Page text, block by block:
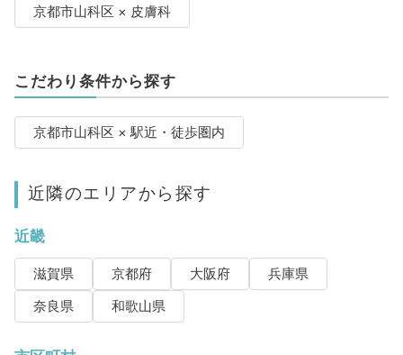
京都市山科区 × 皮膚科
こだわり条件から探す
京都市山科区 × 駅近・徒歩圏内
近隣のエリアから探す
近畿
滋賀県 京都府 大阪府
兵庫県
奈良県
和歌山県